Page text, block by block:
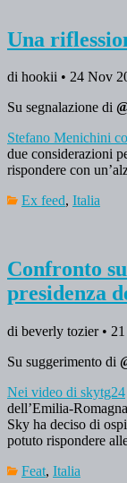
Una
di hookii • 24 Nov
Su segnalazione di
Stefano Menichini
due considerazioni
rispondere con
Ex feed, Italia
Confronto
presidenza
di beverly tozier •
Su suggerimento di
Nei video di skytg24
dell’Emilia-
Sky ha deciso di
potuto rispondere
Feat, Italia